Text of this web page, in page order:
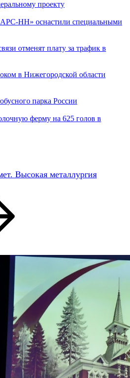
проекту
НН» оснастили специальными
отменят плату за трафик в
в Нижегородской области
парка России
ферму на 625 голов в
Высокая металлургия